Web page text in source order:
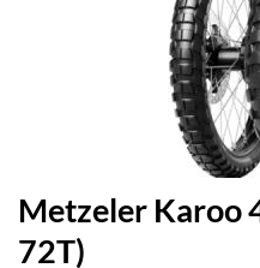
Metzeler Karoo
72T)